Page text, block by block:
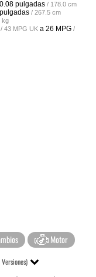
pulgadas / 178.0 cm
/ 267.5 cm
kg
43 MPG UK a 26 MPG /
Motor